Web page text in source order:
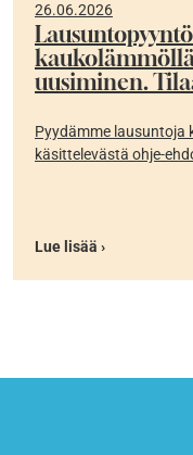
26.06.2026
uusiminen.
Pyydämme lausuntoja
käsittelevästä ohje-
Lue lisää ›